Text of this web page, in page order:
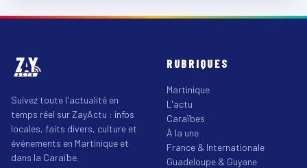
Suivez toute l'actualité en
temps réel sur ZayActu : infos
locales, faits divers, culture et
événements en Martinique et
dans la Caraïbe.
RUBRIQUES
Martinique
L'actu
Caraïbes
À la une
France & Internationale
Guadeloupe & Guyane